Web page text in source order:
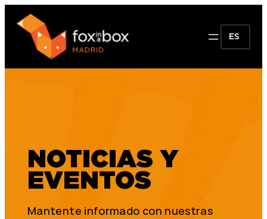
ES
NOTICIAS Y
EVENTOS
Mantente informado con nuestras